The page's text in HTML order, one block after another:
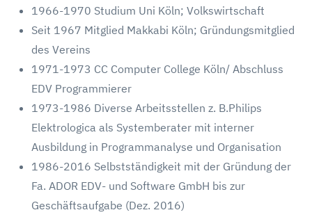
1966-1970 Studium Uni Köln; Volkswirtschaft
Seit 1967 Mitglied Makkabi Köln; Gründungsmitglied
des Vereins
1971-1973 CC Computer College Köln/ Abschluss
EDV Programmierer
1973-1986 Diverse Arbeitsstellen z. B.Philips
Elektrologica als Systemberater mit interner
Ausbildung in Programmanalyse und Organisation
1986-2016 Selbstständigkeit mit der Gründung der
Fa. ADOR EDV- und Software GmbH bis zur
Geschäftsaufgabe (Dez. 2016)